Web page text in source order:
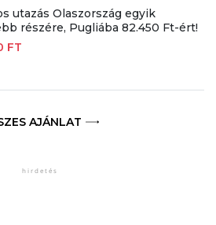
utazás Olaszország egyik
részére, Pugliába 82.450 Ft-ért!
FT
AJÁNLAT